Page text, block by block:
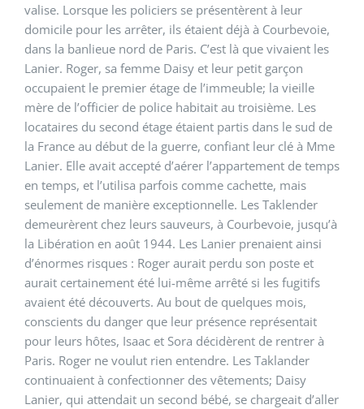
valise. Lorsque les policiers se présentèrent à leur
domicile pour les arrêter, ils étaient déjà à Courbevoie,
dans la banlieue nord de Paris. C’est là que vivaient les
Lanier. Roger, sa femme Daisy et leur petit garçon
occupaient le premier étage de l’immeuble; la vieille
mère de l’officier de police habitait au troisième. Les
locataires du second étage étaient partis dans le sud de
la France au début de la guerre, confiant leur clé à Mme
Lanier. Elle avait accepté d’aérer l’appartement de temps
en temps, et l’utilisa parfois comme cachette, mais
seulement de manière exceptionnelle. Les Taklender
demeurèrent chez leurs sauveurs, à Courbevoie, jusqu’à
la Libération en août 1944. Les Lanier prenaient ainsi
d’énormes risques : Roger aurait perdu son poste et
aurait certainement été lui-même arrêté si les fugitifs
avaient été découverts. Au bout de quelques mois,
conscients du danger que leur présence représentait
pour leurs hôtes, Isaac et Sora décidèrent de rentrer à
Paris. Roger ne voulut rien entendre. Les Taklander
continuaient à confectionner des vêtements; Daisy
Lanier, qui attendait un second bébé, se chargeait d’aller